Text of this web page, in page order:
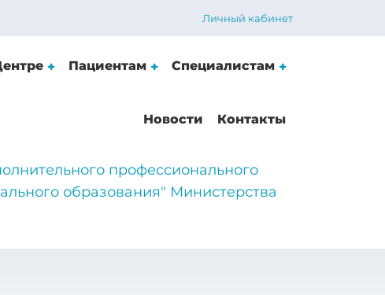
Личный кабинет
Пациентам Специалистам
Новости Контакты
профессионального
образования" Министерства